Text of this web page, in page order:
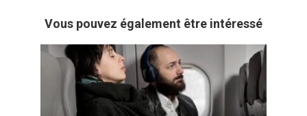
Vous pouvez également être intéressé